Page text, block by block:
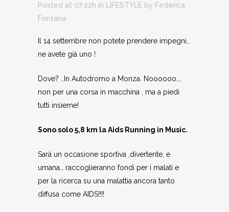
Posted at 07:22h in LIFESTYLE by Federica
Fontana
Il 14 settembre non potete prendere impegni…
ne avete già uno !
Dove? ..In Autodromo a Monza. Noooooo….
non per una corsa in macchina , ma a piedi
tutti insieme!
Sono solo 5,8 km la Aids Running in Music.
Sarà un occasione sportiva ,divertente, e
umana… raccoglieranno fondi per i malati e
per la ricerca su una malattia ancora tanto
diffusa come AIDS!!!!